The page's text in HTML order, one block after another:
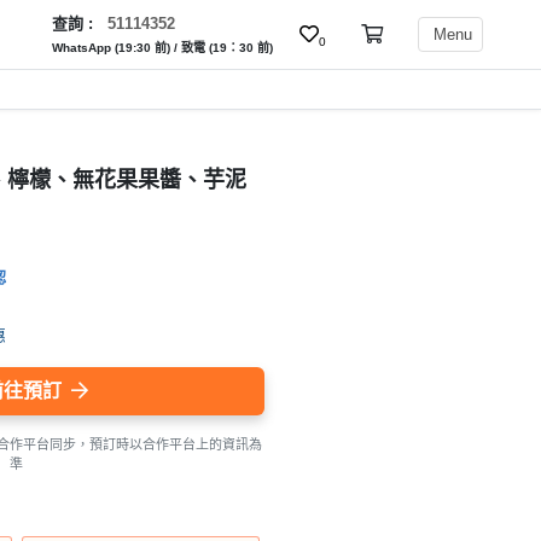
查詢 : 51114352
WhatsApp (19:30 前) / 致電 (19：30 前) 0 Menu
檬、無花果果醬、芋泥
預訂
作平台同步，預訂時以合作平台上的資訊為
準